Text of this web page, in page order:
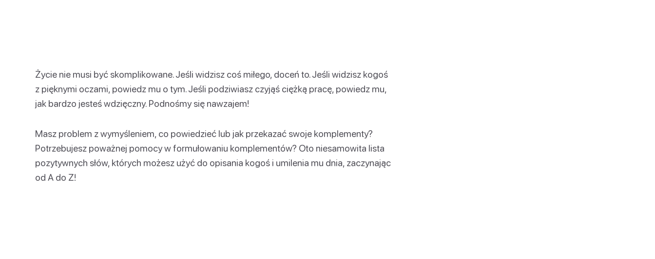
Życie nie musi być skomplikowane. Jeśli widzisz coś miłego, doceń to. Jeśli widzisz kogoś
z pięknymi oczami, powiedz mu o tym. Jeśli podziwiasz czyjąś ciężką pracę, powiedz mu,
jak bardzo jesteś wdzięczny. Podnośmy się nawzajem!
Masz problem z wymyśleniem, co powiedzieć lub jak przekazać swoje komplementy?
Potrzebujesz poważnej pomocy w formułowaniu komplementów? Oto niesamowita lista
pozytywnych słów, których możesz użyć do opisania kogoś i umilenia mu dnia, zaczynając
od A do Z!